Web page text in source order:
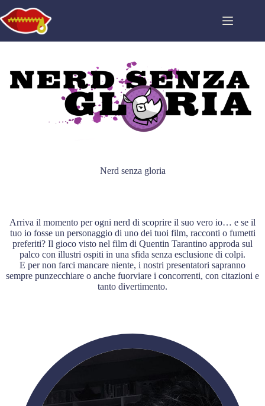
Nerd senza gloria
Arriva il momento per ogni nerd di scoprire il suo vero io… e se il
tuo io fosse un personaggio di uno dei tuoi film, racconti o fumetti
preferiti? Il gioco visto nel film di Quentin Tarantino approda sul
palco con illustri ospiti in una sfida senza esclusione di colpi.
E per non farci mancare niente, i nostri presentatori sapranno
sempre punzecchiare o anche fuorviare i concorrenti, con citazioni e
tanto divertimento.